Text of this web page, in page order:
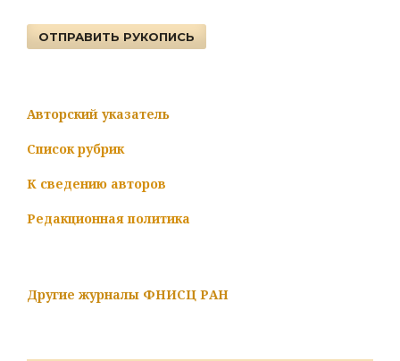
ОТПРАВИТЬ РУКОПИСЬ
Авторский указатель
Список рубрик
К сведению авторов
Редакционная политика
Другие журналы ФНИСЦ РАН